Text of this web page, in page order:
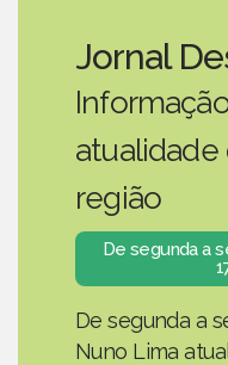
Jornal
atualidade
região
De segunda a
De segunda a
Nuno Lima